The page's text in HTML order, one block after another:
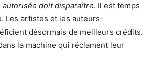
autorisée doit disparaître. Il est temps
Les artistes et les auteurs-
désormais de meilleurs crédits.
la machine qui réclament leur